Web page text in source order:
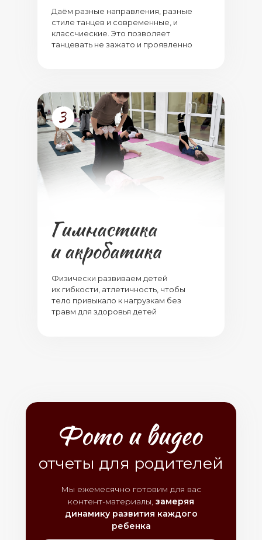
Даём разные направления, разные
стиле танцев и современные, и
классчиеские. Это позволяет
танцевать не зажато и проявленно
Физически развиваем детей
их гибкости, атлетичность, чтобы
тело привыкало к нагрузкам без
травм для здоровья детей
отчеты для родителей
Мы ежемесячно готовим для вас
контент-материалы, замеряя
динамику развития каждого
ребенка